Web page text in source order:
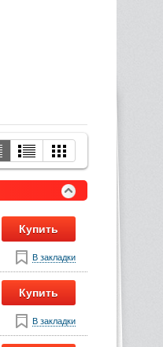
Купить
В закладки
Купить
В закладки